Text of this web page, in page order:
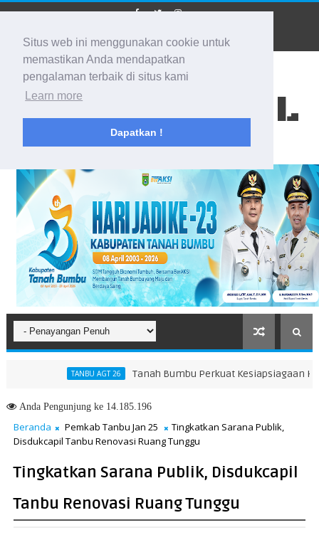
Situs web ini menggunakan cookie untuk
memastikan Anda mendapatkan
pengalaman terbaik di situs kami
Learn more
Dapatkan !
BIDIK KALSEL
Membidik Ke Segala Arah
TANBU AGT 26 Tanah Bumbu Perkuat Kesiapsiagaan
Membangun Generasi Qur’ani
AndaPengunjung ke 14.185.196
Beranda Pemkab Tanbu Jan 25
Tingkatkan Sarana Publik,
Disdukcapil Tanbu Renovasi Ruang Tunggu
Tingkatkan Sarana Publik, Disdukcapil
Tanbu Renovasi Ruang Tunggu